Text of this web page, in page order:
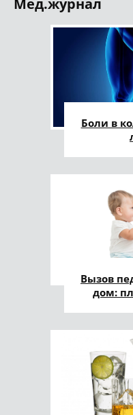
Мед.журнал
Боли в
Вызов
дом: